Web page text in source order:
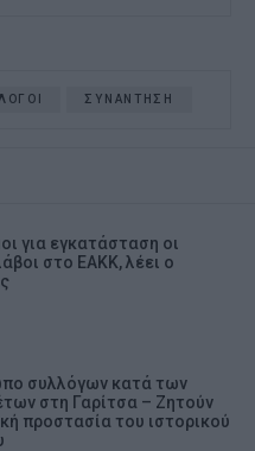
ΣΥΝΑΝΤΗΣΗ
για εγκατάσταση οι
στο ΕΑΚΚ, λέει ο
συλλόγων κατά των
στη Γαρίτσα – Ζητούν
προστασία του ιστορικού